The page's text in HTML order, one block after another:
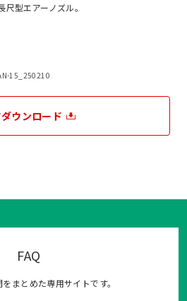
尺型エアーノズル。
15_250210
ウンロード
FAQ
まとめた専用サイトです。